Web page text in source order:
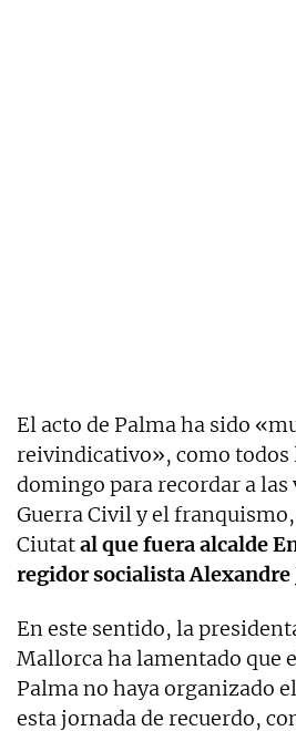
El acto de Palma ha sido
reivindicativo», como todos
domingo para recordar a las
Guerra Civil y el
Ciutatal que fuera alcalde
regidor socialista Alexandre
En este sentido, la
Mallorca ha lamentado que
Palma no haya organizado
esta jornada de recuerdo,